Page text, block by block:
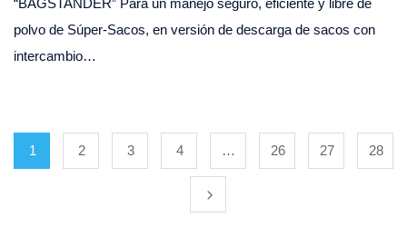
“BAGSTANDER” Para un manejo seguro, eficiente y libre de
polvo de Súper-Sacos, en versión de descarga de sacos con
intercambio…
1 2 3 4 … 26 27 28